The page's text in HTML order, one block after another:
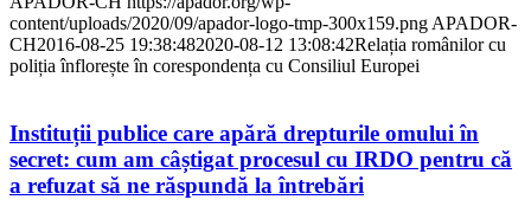
content/uploads/2020/09/apador-logo-tmp-300x159.png APADOR-
CH2016-08-25 19:38:482020-08-12 13:08:42Relația românilor cu
poliția înflorește în corespondența cu Consiliul Europei
Instituții publice care apără drepturile omului în
secret: cum am câștigat procesul cu IRDO pentru că
a refuzat să ne răspundă la întrebări